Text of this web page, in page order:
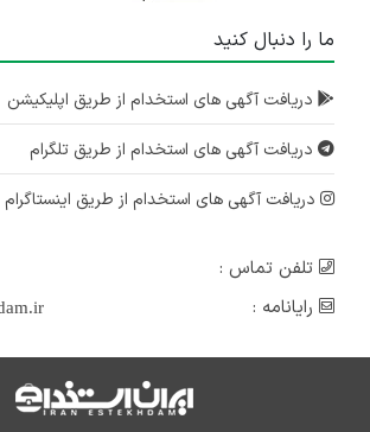
ما را دنبال کنید
دریافت آگهی های استخدام از طریق اپلیکیشن
دریافت آگهی های استخدام از طریق تلگرام
دریافت آگهی های استخدام از طریق اینستاگرام
تلفن تماس :
رایانامه :